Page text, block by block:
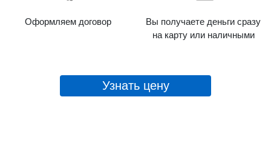
Оформляем договор
Вы получаете деньги сразу
на карту или наличными
Узнать цену